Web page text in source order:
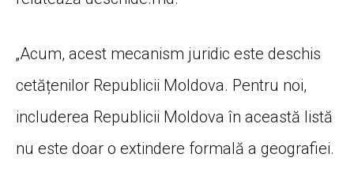
„Acum, acest mecanism juridic este deschis
cetățenilor Republicii Moldova. Pentru noi,
includerea Republicii Moldova în această listă
nu este doar o extindere formală a geografiei.